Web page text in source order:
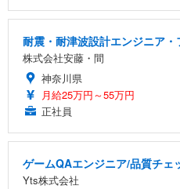
耐震・耐津波設計エンジニア・
株式会社安藤・間
神奈川県
月給25万円～55万円
正社員
ゲームQAエンジニア/品質チェ
Yts株式会社